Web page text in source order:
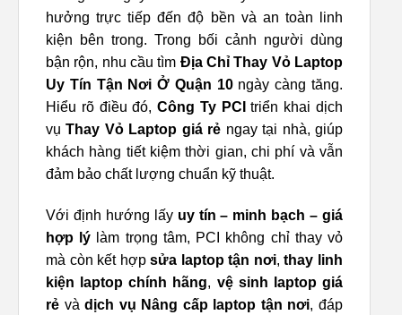
hưởng trực tiếp đến độ bền và an toàn linh
kiện bên trong. Trong bối cảnh người dùng
bận rộn, nhu cầu tìm Địa Chỉ Thay Vỏ Laptop
Uy Tín Tận Nơi Ở Quận 10ngày càng tăng.
Hiểu rõ điều đó,Công Ty PCI triển khai dịch
vụThay Vỏ Laptop giá rẻ ngay tại nhà, giúp
khách hàng tiết kiệm thời gian, chi phí và vẫn
đảm bảo chất lượng chuẩn kỹ thuật.
Với định hướng lấy uy tín – minh bạch – giá
hợp lý làm trọng tâm, PCI không chỉ thay vỏ
mà còn kết hợpsửa laptop tận nơi,thay linh
kiện laptop chính hãng, vệ sinh laptop giá
rẻ vàdịch vụ Nâng cấp laptop tận nơi, đáp